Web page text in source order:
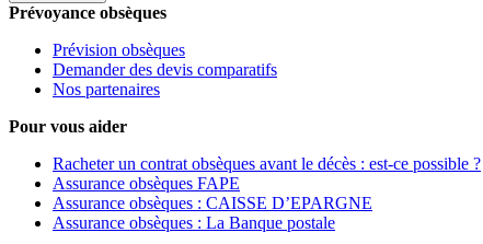
Prévoyance obsèques
Prévision obsèques
Demander des devis comparatifs
Nos partenaires
Pour vous aider
Racheter un contrat obsèques avant le décès : est-ce possible ?
Assurance obsèques FAPE
Assurance obsèques : CAISSE D’EPARGNE
Assurance obsèques : La Banque postale